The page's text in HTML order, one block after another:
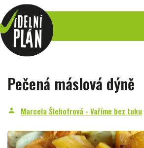
Pečená máslová dýně
person Marcela Šlehofrová - Vaříme bez tuku